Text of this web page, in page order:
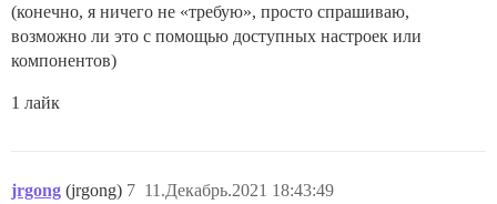
(конечно, я ничего не «требую», просто спрашиваю,
возможно ли это с помощью доступных настроек или
компонентов)
1 лайк
jrgong (jrgong) 11.Декабрь.2021 18:43:49
7